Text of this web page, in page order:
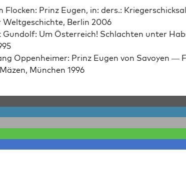
Flock­en: Prinz Eugen, in: ders.:
Welt­geschichte, Berlin 2006
Gun­dolf: Um Öster­re­ich! Schlacht­en unter
Oppen­heimer: Prinz Eugen von Savoyen —
München 1996